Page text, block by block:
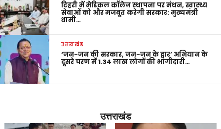
टिहरी में मेडिकल कॉलेज स्थापना पर मंथन, स्वास्थ्य
सेवाओं को और मजबूत करेगी सरकार: मुख्यमंत्री
धामी…
उत्तराखंड
‘जन-जन की सरकार, जन-जन के द्वार’ अभियान के
दूसरे चरण में 1.34 लाख लोगों की भागीदारी…
उत्तराखंड